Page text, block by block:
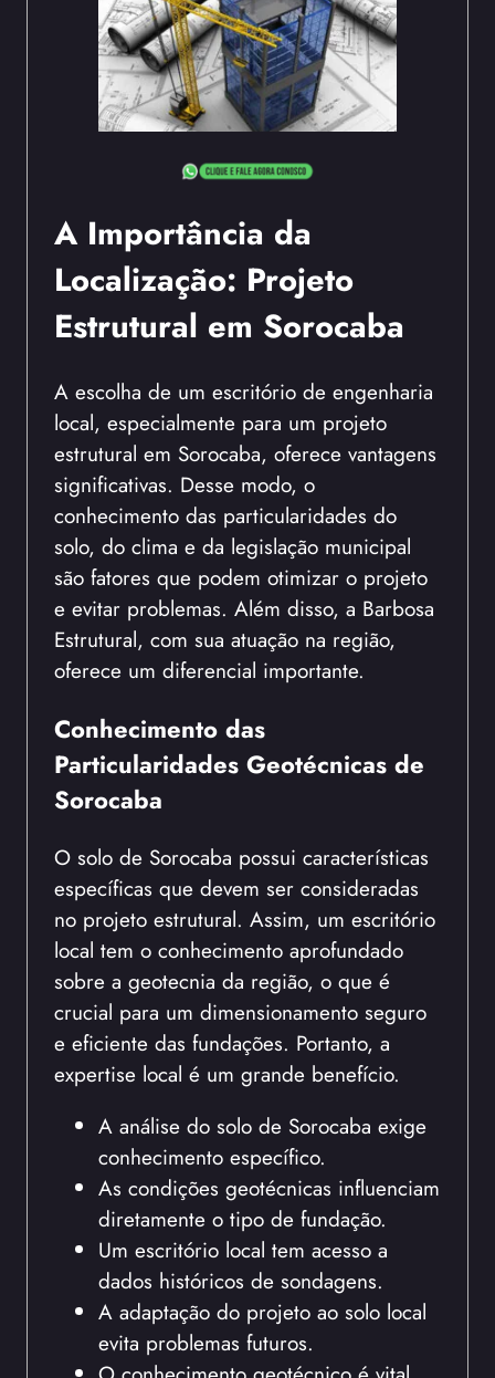
A Importância da
Localização: Projeto
Estrutural em Sorocaba
A escolha de um escritório de engenharia
local, especialmente para um projeto
estrutural em Sorocaba, oferece vantagens
significativas. Desse modo, o
conhecimento das particularidades do
solo, do clima e da legislação municipal
são fatores que podem otimizar o projeto
e evitar problemas. Além disso, a Barbosa
Estrutural, com sua atuação na região,
oferece um diferencial importante.
Conhecimento das
Particularidades Geotécnicas de
Sorocaba
O solo de Sorocaba possui características
específicas que devem ser consideradas
no projeto estrutural. Assim, um escritório
local tem o conhecimento aprofundado
sobre a geotecnia da região, o que é
crucial para um dimensionamento seguro
e eficiente das fundações. Portanto, a
expertise local é um grande benefício.
A análise do solo de Sorocaba exige
conhecimento específico.
As condições geotécnicas influenciam
diretamente o tipo de fundação.
Um escritório local tem acesso a
dados históricos de sondagens.
A adaptação do projeto ao solo local
evita problemas futuros.